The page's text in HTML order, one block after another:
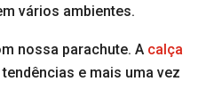
vários ambientes.
nossa parachute. A calça
e mais uma vez